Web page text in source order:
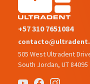
+57 310 7651084
505 West Ultradent
South Jordan, UT 84095